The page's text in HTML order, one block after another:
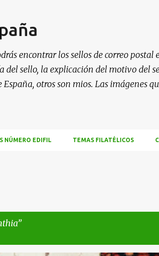
encontrar los sellos de correo
sello, la explicación del motivo del
otros son mios. Las imágenes
NÚMERO EDIFIL TEMAS FILATÉLICOS